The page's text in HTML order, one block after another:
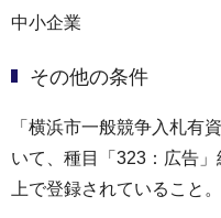
中小企業
その他の条件
「横浜市一般競争入札有
いて、種目「323：広告
上で登録されていること。